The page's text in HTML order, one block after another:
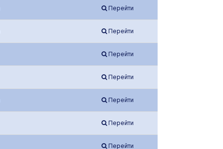
Перейти
Перейти
Перейти
Перейти
Перейти
Перейти
Перейти